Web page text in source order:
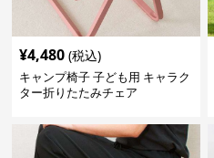
¥4,480 (税込)
キャンプ椅子 子ども用 キャラク
ター折りたたみチェア